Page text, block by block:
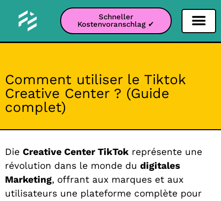
Schneller
Kostenvoranschlag ✔
Comment utiliser le Tiktok
Creative Center ? (Guide
complet)
Die Creative Center TikTok représente une
révolution dans le monde du digitales
Marketing, offrant aux marques et aux
utilisateurs une plateforme complète pour